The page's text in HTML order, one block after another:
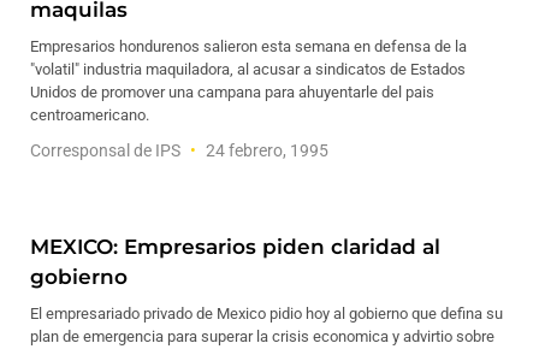
maquilas
Empresarios hondurenos salieron esta semana en defensa de la
"volatil" industria maquiladora, al acusar a sindicatos de Estados
Unidos de promover una campana para ahuyentarle del pais
centroamericano.
Corresponsal de IPS 24 febrero, 1995
MEXICO: Empresarios piden claridad al
gobierno
El empresariado privado de Mexico pidio hoy al gobierno que defina su
plan de emergencia para superar la crisis economica y advirtio sobre